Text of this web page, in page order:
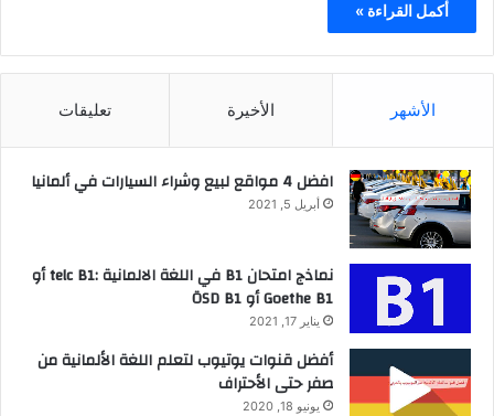
أكمل القراءة »
الأشهر الأخيرة تعليقات
افضل 4 مواقع لبيع وشراء السيارات في ألمانيا
أبريل 5, 2021
نماذج امتحان B1 في اللغة الالمانية :telc B1 أو
Goethe B1 أو ÖSD B1
يناير 17, 2021
أفضل قنوات يوتيوب لتعلم اللغة الألمانية من
صفر حتى الأحتراف
يونيو 18, 2020